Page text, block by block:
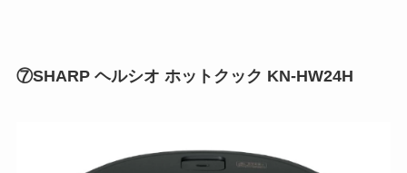
⑦SHARP ヘルシオ ホットクック KN-HW24H